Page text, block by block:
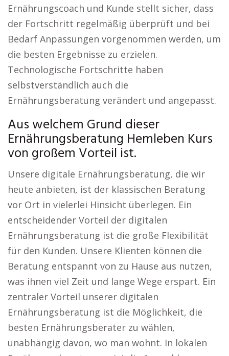
Ernährungscoach und Kunde stellt sicher, dass
der Fortschritt regelmäßig überprüft und bei
Bedarf Anpassungen vorgenommen werden, um
die besten Ergebnisse zu erzielen.
Technologische Fortschritte haben
selbstverständlich auch die
Ernährungsberatung verändert und angepasst.
Aus welchem Grund dieser
Ernährungsberatung Hemleben Kurs
von großem Vorteil ist.
Unsere digitale Ernährungsberatung, die wir
heute anbieten, ist der klassischen Beratung
vor Ort in vielerlei Hinsicht überlegen. Ein
entscheidender Vorteil der digitalen
Ernährungsberatung ist die große Flexibilität
für den Kunden. Unsere Klienten können die
Beratung entspannt von zu Hause aus nutzen,
was ihnen viel Zeit und lange Wege erspart. Ein
zentraler Vorteil unserer digitalen
Ernährungsberatung ist die Möglichkeit, die
besten Ernährungsberater zu wählen,
unabhängig davon, wo man wohnt. In lokalen